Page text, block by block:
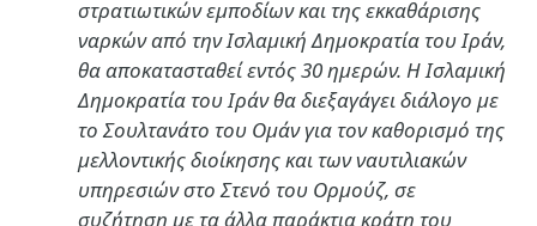
στρατιωτικών εμποδίων και της εκκαθάρισης
ναρκών από την Ισλαμική Δημοκρατία του Ιράν,
θα αποκατασταθεί εντός 30 ημερών. Η Ισλαμική
Δημοκρατία του Ιράν θα διεξαγάγει διάλογο με
το Σουλτανάτο του Ομάν για τον καθορισμό της
μελλοντικής διοίκησης και των ναυτιλιακών
υπηρεσιών στο Στενό του Ορμούζ, σε
συζήτηση με τα άλλα παράκτια κράτη του